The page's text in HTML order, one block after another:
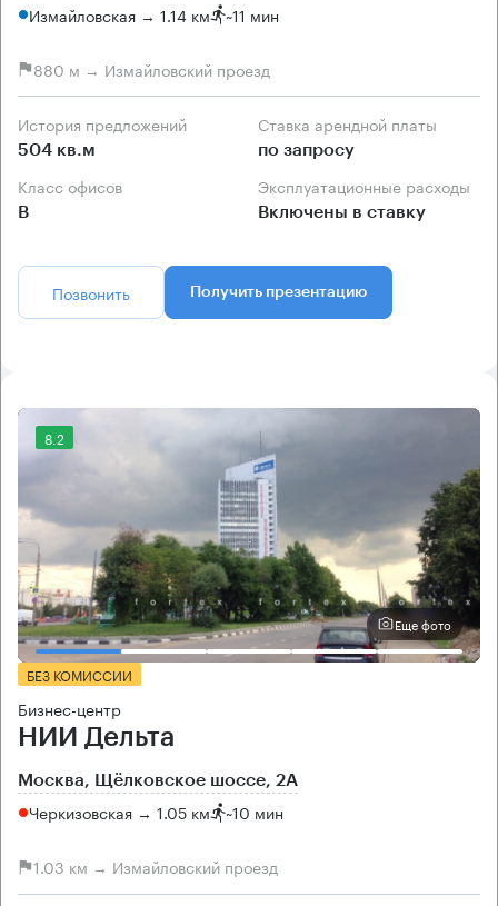
Измайловская → 1.14 км ~11 мин
880 м → Измайловский проезд
История предложений
504 кв.м
Ставка арендной платы
по запросу
Класс офисов
B
Эксплуатационные расходы
Включены в ставку
Позвонить Получить презентацию
8.2
Еще фото
БЕЗ КОМИССИИ
Бизнес-центр
НИИ Дельта
Москва, Щёлковское шоссе, 2А
Черкизовская → 1.05 км ~10 мин
1.03 км → Измайловский проезд